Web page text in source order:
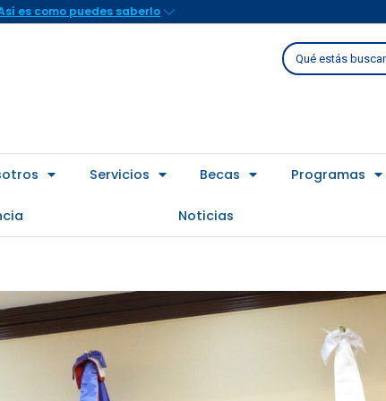
es como puedes saberlo
Buscar
Servicios Becas Programas
Noticias